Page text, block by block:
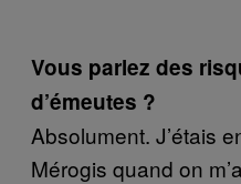
Vous parlez des
d’émeutes ?
Absolument. J’étais
Mérogis quand on